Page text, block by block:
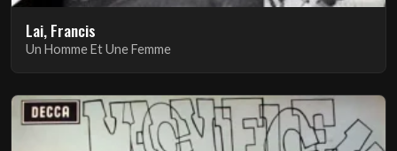
Lai, Francis
Un Homme Et Une Femme